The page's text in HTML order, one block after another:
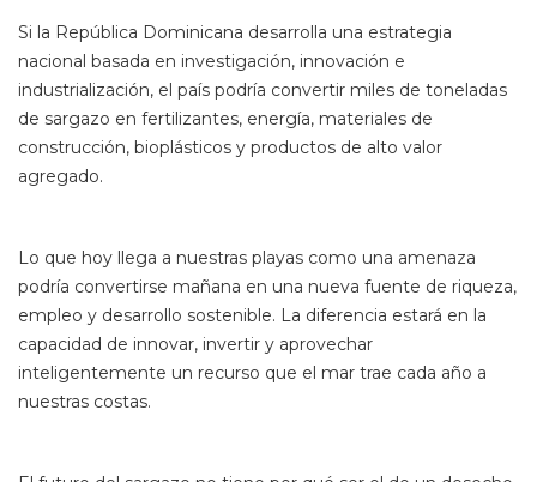
Si la República Dominicana desarrolla una estrategia
nacional basada en investigación, innovación e
industrialización, el país podría convertir miles de toneladas
de sargazo en fertilizantes, energía, materiales de
construcción, bioplásticos y productos de alto valor
agregado.
Lo que hoy llega a nuestras playas como una amenaza
podría convertirse mañana en una nueva fuente de riqueza,
empleo y desarrollo sostenible. La diferencia estará en la
capacidad de innovar, invertir y aprovechar
inteligentemente un recurso que el mar trae cada año a
nuestras costas.